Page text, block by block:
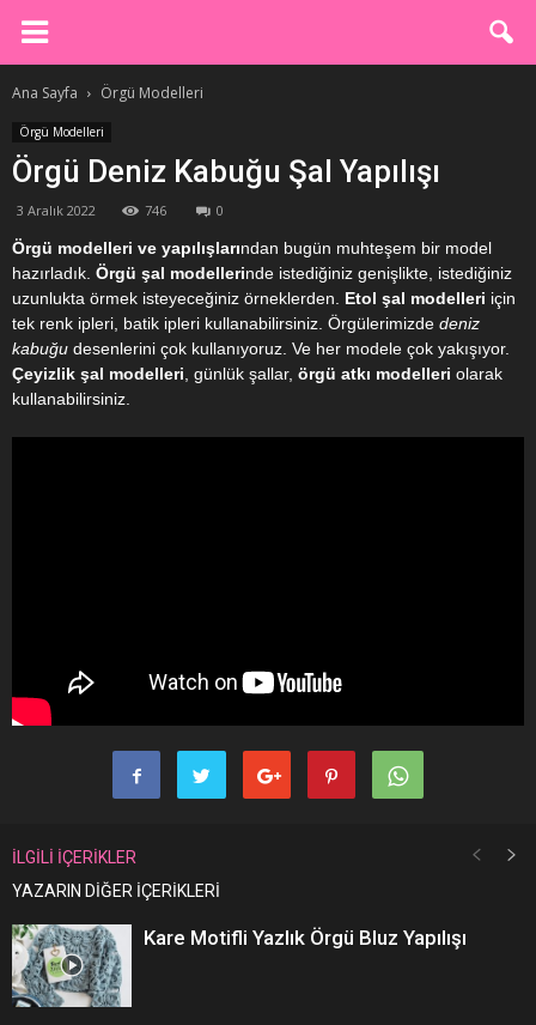
Ana Sayfa Örgü Modelleri
Örgü Modelleri
Örgü Deniz Kabuğu Şal Yapılışı
3 Aralık 2022 746 0
Örgü modelleri ve yapılışlarından bugün muhteşem bir model
hazırladık. Örgü şal modellerinde istediğiniz genişlikte, istediğiniz
uzunlukta örmek isteyeceğiniz örneklerden.
Etol şal modelleri için
tek renk ipleri, batik ipleri kullanabilirsiniz. Örgülerimizde deniz
kabuğu desenlerini çok kullanıyoruz. Ve her modele çok yakışıyor.
Çeyizlik şal modelleri , günlük şallar, örgü atkı modelleri olarak
kullanabilirsiniz.
İLGİLİ İÇERİKLER
YAZARIN DİĞER İÇERİKLERİ
Kare Motifli Yazlık Örgü Bluz Yapılışı